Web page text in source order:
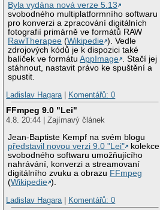
Byla vydána nová verze 5.13
svobodného multiplatformního softwaru
pro konverzi a zpracování digitálních
fotografií primárně ve formátů RAW
RawTherapee (Wikipedie ). Vedle
zdrojových kódů je k dispozici také
balíček ve formátuAppImage . Stačí jej
stáhnout, nastavit právo ke spuštění a
spustit.
Ladislav Hagara
Komentářů: 0
FFmpeg 9.0 "Lei"
4.8. 20:44 | Zajímavý článek
Jean-Baptiste Kempf na svém blogu
představil novou verzi 9.0 "Lei"
kolekce
svobodného softwaru umožňujícího
nahrávání, konverzi a streamovaní
digitálního zvuku a obrazu FFmpeg
(Wikipedie ).
Ladislav Hagara
Komentářů: 0